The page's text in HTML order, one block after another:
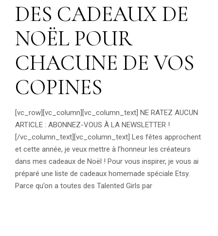
DES CADEAUX DE
NOËL POUR
CHACUNE DE VOS
COPINES
[vc_row][vc_column][vc_column_text] NE RATEZ AUCUN
ARTICLE : ABONNEZ-VOUS À LA NEWSLETTER !
[/vc_column_text][vc_column_text] Les fêtes approchent
et cette année, je veux mettre à l’honneur les créateurs
dans mes cadeaux de Noël ! Pour vous inspirer, je vous ai
préparé une liste de cadeaux homemade spéciale Etsy.
Parce qu’on a toutes des Talented Girls par